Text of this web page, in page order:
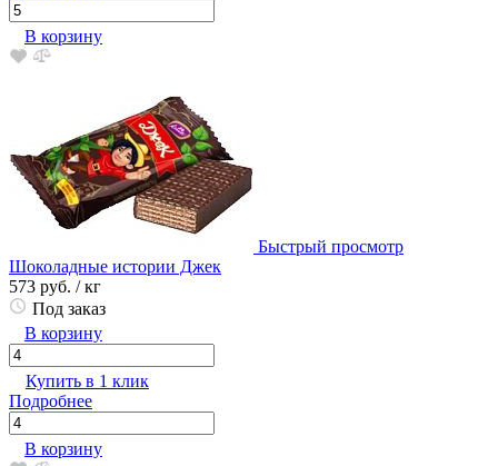
В корзину
Быстрый просмотр
Шоколадные истории Джек
573 руб. / кг
Под заказ
В корзину
Купить в 1 клик
Подробнее
В корзину